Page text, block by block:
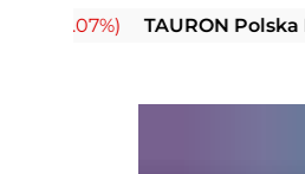
TAURON Polska